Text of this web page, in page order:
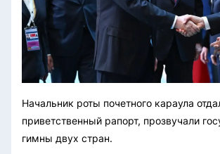
Начальник роты почетного караула
приветственный рапорт, прозвучали
гимны двух стран.